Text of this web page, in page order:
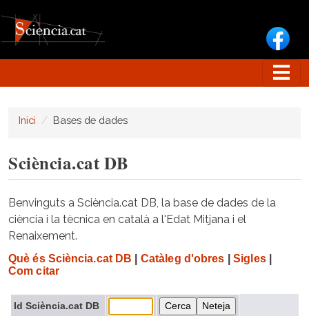
Inici Bases de dades
Sciència.cat DB
Benvinguts a Sciència.cat DB, la base de dades de la
ciència i la tècnica en català a l'Edat Mitjana i el
Renaixement.
Què és Sciència.cat DB Catàleg d'obres Sigles|
Com citar
Id Sciència.cat DB